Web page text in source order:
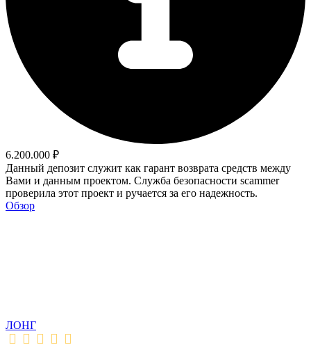
6.200.000 ₽
Данный депозит служит как гарант возврата средств между
Вами и данным проектом. Служба безопасности scammer
проверила этот проект и ручается за его надежность.
Обзор
ЛОНГ